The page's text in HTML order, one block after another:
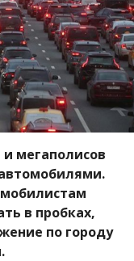
мегаполисов
в пробках,
по городу